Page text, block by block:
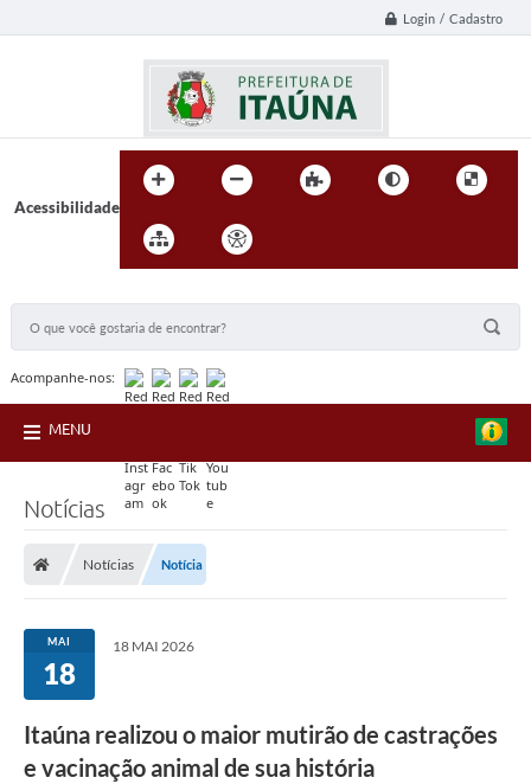
Login / Cadastro
Acessibilidade
Acompanhe-nos:
MENU
Notícias
Notícias Notícia
MAI
18
18 MAI 2026
Itaúna realizou o maior mutirão de castrações
e vacinação animal de sua história